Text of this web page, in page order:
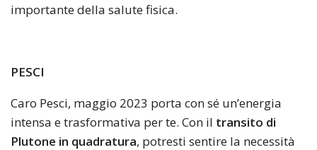
importante della salute fisica.
PESCI
Caro Pesci, maggio 2023 porta con sé un’energia
intensa e trasformativa per te. Con il transito di
Plutone in quadratura, potresti sentire la necessità